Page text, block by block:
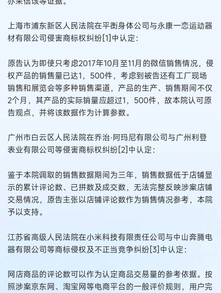
上海市浦东新区人民法院在平衡身体公司与永康一恋运动器
材有限公司侵害商标权纠纷[1]中认定：
原告认为即使只考虑2017年10月至11月的微信销售情况，侵
权产品的销售量已达1，500件，考虑到被告还有工厂现场
销售和展览会等多种销售渠道，产品的生产、销售期间不仅
2个月，其产品的实际销量应超过1，500件，故本院认可原
告观点，并将该数据作为计算参数。
广州市白云区人民法院在乔治·阿玛尼有限公司与广州利登
表业有限公司等侵害商标权纠纷[2]中认定：
鉴于本院调取的销售数据期间为三年，销售数据低于店铺显
示的累计评论数、已拼数及成交数，无法完整反映涉案店铺
交易情况，原告主张以店铺评论数作为销售情况参考，本院
予以支持。
江苏省高级人民法院在小米科技有限责任公司与中山奔腾电
器有限公司等商标侵权及不正当竞争纠纷[3]中认定：
网店商品的评论数可以作为认定商品交易量的参考依据。按
照涉案京东网、淘宝网等电商平台的一般评价规则，用户完